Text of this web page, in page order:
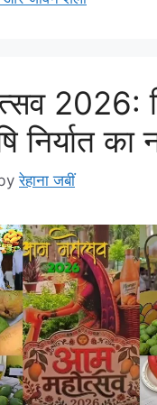
2026:
निर्यात का
रेहाना जबीं